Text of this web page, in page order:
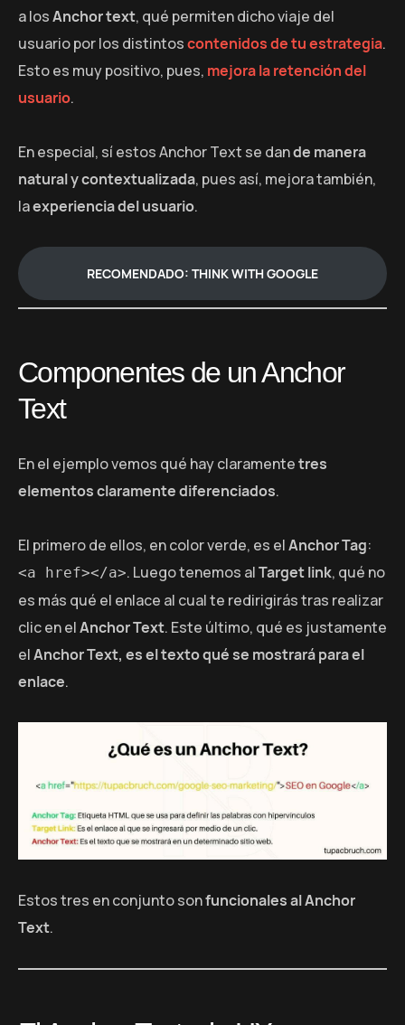
a losAnchor text, qué permiten dicho viaje del
usuario por los distintoscontenidos de tu estrategia.
Esto es muy positivo, pues, mejora la retención del
usuario.
En especial, sí estos Anchor Text se dande manera
natural y contextualizada, pues así, mejora también,
laexperiencia del usuario.
RECOMENDADO: THINK WITH GOOGLE
Componentes de un Anchor
Text
En el ejemplo vemos qué hay claramentetres
elementos claramente diferenciados.
El primero de ellos, en color verde, es elAnchor Tag:
<a href></a>. Luego tenemos alTarget link, qué no
es más qué el enlace al cual te redirigirás tras realizar
clic en elAnchor Text. Este último, qué es justamente
elAnchor Text, es el texto qué se mostrará para el
enlace.
Estos tres en conjunto sonfuncionales al Anchor
Text.